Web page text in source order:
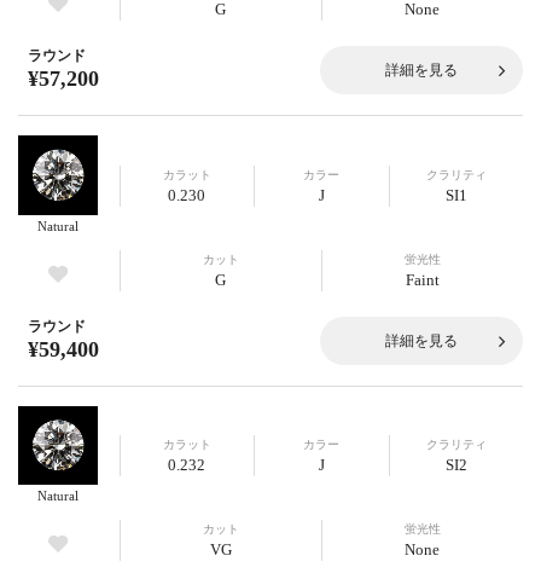
G None
ラウンド
¥57,200 詳細を見る
Natural
カラット
0.230
カラー
J
クラリティ
SI1
カット
G
蛍光性
Faint
ラウンド
¥59,400 詳細を見る
Natural
カラット
0.232
カラー
J
クラリティ
SI2
カット
VG
蛍光性
None